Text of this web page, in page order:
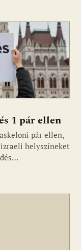
1 pár ellen
pár ellen,
helyszíneket